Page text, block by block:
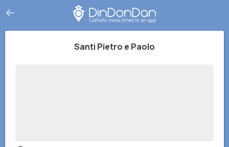
Santi Pietro e Paolo